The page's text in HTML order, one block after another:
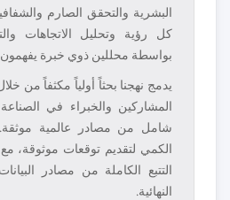
البشرية والتحقق الصارم
كل رؤية وتحليل الاتجاهات
بواسطة محللين ذوي خبرة
يدمج نهجنا بحثاً أولياً مكثفاً من
المشاركين والخبراء في
شامل من مصادر عالمية موثقة.
الكمي لتقديم توقعات موثوقة،
التتبع الكاملة من مصادر
النهائية.